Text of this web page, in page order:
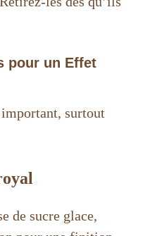
pour un Effet
surtout
de sucre glace,